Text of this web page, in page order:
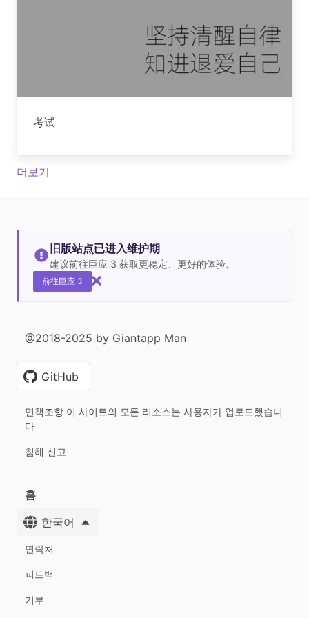
考试
더보기
旧版站点已进入维护期
建议前往巨应 3 获取更稳定、更好的体验。
前往巨应 3
@2018-2025 by Giantapp Man
GitHub
면책조항 이 사이트의 모든 리소스는 사용자가 업로드했습니
다
침해 신고
홈
한국어
연락처
피드백
기부